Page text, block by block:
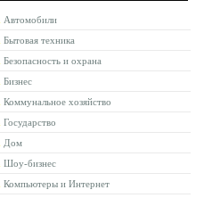
Автомобили
Бытовая техника
Безопасность и охрана
Бизнес
Коммунальное хозяйство
Государство
Дом
Шоу-бизнес
Компьютеры и Интернет